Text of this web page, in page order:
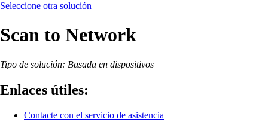
Seleccione otra solución
Scan to Network
Tipo de solución: Basada en dispositivos
Enlaces útiles:
Contacte con el servicio de asistencia